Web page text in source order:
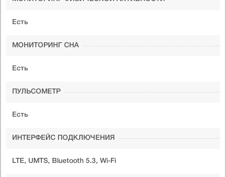
Есть
МОНИТОРИНГ СНА
Есть
ПУЛЬСОМЕТР
Есть
ИНТЕРФЕЙС ПОДКЛЮЧЕНИЯ
LTE, UMTS, Bluetooth 5.3, Wi-Fi